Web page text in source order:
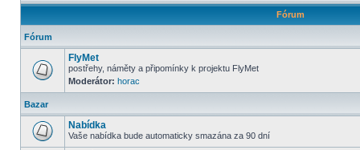
Fórum
Fórum
FlyMet
postřehy, náměty a připomínky k projektu FlyMet
Moderátor: horac
Bazar
Nabídka
Vaše nabídka bude automaticky smazána za 90 dní